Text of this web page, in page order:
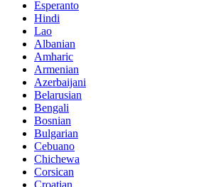
Esperanto
Hindi
Lao
Albanian
Amharic
Armenian
Azerbaijani
Belarusian
Bengali
Bosnian
Bulgarian
Cebuano
Chichewa
Corsican
Croatian